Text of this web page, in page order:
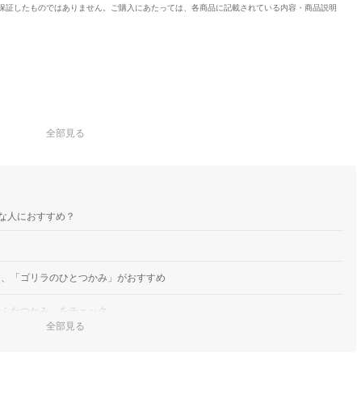
したものではありません。ご購入にあたっては、各商品に記載されている内容・商品説明
全部見る
人におすすめ？
「ゴリラのひとつかみ」がおすすめ
たつかみ」をチェック
全部見る